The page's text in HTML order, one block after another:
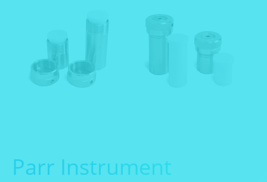
Parr Instrument